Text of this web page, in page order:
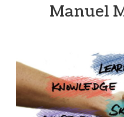
Manuel